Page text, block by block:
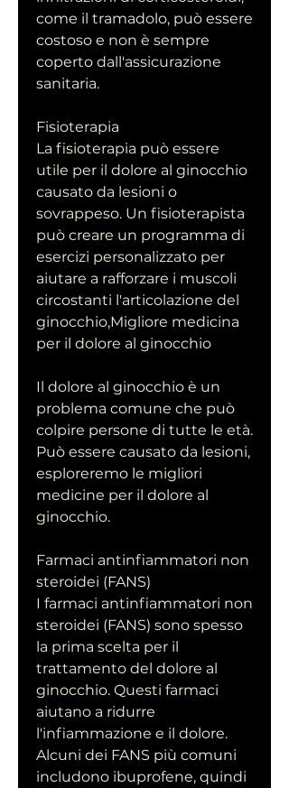
come il tramadolo, può essere
costoso e non è sempre
coperto dall'assicurazione
sanitaria.
Fisioterapia
La fisioterapia può essere
utile per il dolore al ginocchio
causato da lesioni o
sovrappeso. Un fisioterapista
può creare un programma di
esercizi personalizzato per
aiutare a rafforzare i muscoli
circostanti l'articolazione del
ginocchio,Migliore medicina
per il dolore al ginocchio
Il dolore al ginocchio è un
problema comune che può
colpire persone di tutte le età.
Può essere causato da lesioni,
esploreremo le migliori
medicine per il dolore al
ginocchio.
Farmaci antinfiammatori non
steroidei (FANS)
I farmaci antinfiammatori non
steroidei (FANS) sono spesso
la prima scelta per il
trattamento del dolore al
ginocchio. Questi farmaci
aiutano a ridurre
l'infiammazione e il dolore.
Alcuni dei FANS più comuni
includono ibuprofene, quindi